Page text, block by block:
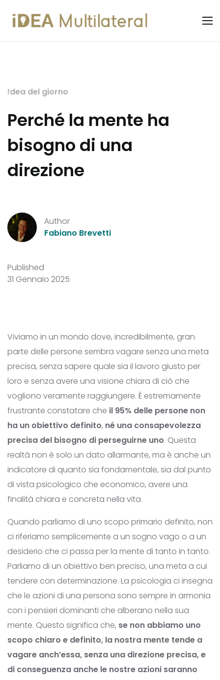
!dea del giorno
Perché la mente ha
bisogno di una
direzione
Author
Fabiano Brevetti
Published
31 Gennaio 2025
Viviamo in un mondo dove, incredibilmente, gran
parte delle persone sembra vagare senza una meta
precisa, senza sapere quale sia il lavoro giusto per
loro e senza avere una visione chiara di ciò che
vogliono veramente raggiungere. È estremamente
frustrante constatare che il 95% delle persone non
ha un obiettivo definito, né una consapevolezza
precisa del bisogno di perseguirne uno. Questa
realtà non è solo un dato allarmante, ma è anche un
indicatore di quanto sia fondamentale, sia dal punto
di vista psicologico che economico, avere una
finalità chiara e concreta nella vita.
Quando parliamo di uno scopo primario definito, non
ci riferiamo semplicemente a un sogno vago o a un
desiderio che ci passa per la mente di tanto in tanto.
Parliamo di un obiettivo ben preciso, una meta a cui
tendere con determinazione. La psicologia ci insegna
che le azioni di una persona sono sempre in armonia
con i pensieri dominanti che alberano nella sua
mente. Questo significa che, se non abbiamo uno
scopo chiaro e definito, la nostra mente tende a
vagare anch’essa, senza una direzione precisa, e
di conseguenza anche le nostre azioni saranno